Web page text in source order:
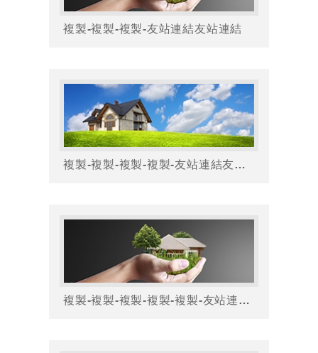
複製-複製-複製-友站連結友站連結
複製-複製-複製-複製-友站連結友站連結
複製-複製-複製-複製-複製-友站連結友站連結